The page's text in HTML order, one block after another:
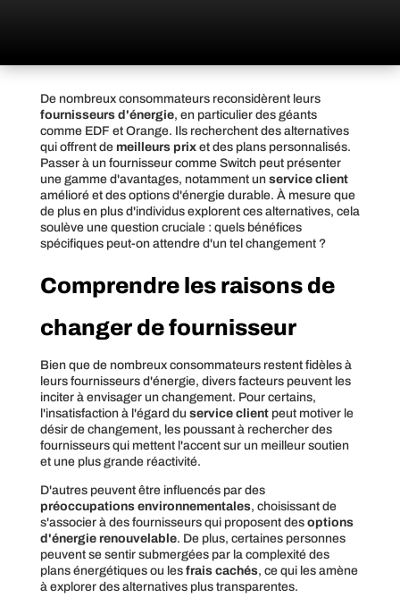
De nombreux consommateurs reconsidèrent leurs
fournisseurs d'énergie, en particulier des géants
comme EDF et Orange. Ils recherchent des alternatives
qui offrent de meilleurs prixet des plans personnalisés.
Passer à un fournisseur comme Switch peut présenter
une gamme d'avantages, notamment un service client
amélioré et des options d'énergie durable. À mesure que
de plus en plus d'individus explorent ces alternatives, cela
soulève une question cruciale : quels bénéfices
spécifiques peut-on attendre d'un tel changement ?
Comprendre les raisons de
changer de fournisseur
Bien que de nombreux consommateurs restent fidèles à
leurs fournisseurs d'énergie, divers facteurs peuvent les
inciter à envisager un changement. Pour certains,
l'insatisfaction à l'égard du service clientpeut motiver le
désir de changement, les poussant à rechercher des
fournisseurs qui mettent l'accent sur un meilleur soutien
et une plus grande réactivité.
D'autres peuvent être influencés par des
préoccupations environnementales, choisissant de
s'associer à des fournisseurs qui proposent des options
d'énergie renouvelable. De plus, certaines personnes
peuvent se sentir submergées par la complexité des
plans énergétiques ou les frais cachés, ce qui les amène
à explorer des alternatives plus transparentes.